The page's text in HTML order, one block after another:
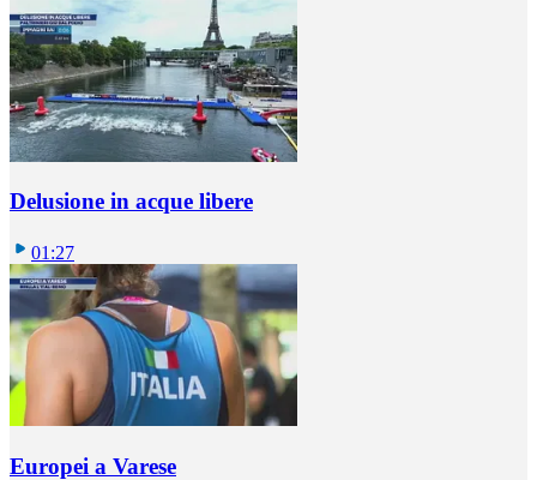
Delusione in acque libere
01:27
Europei a Varese